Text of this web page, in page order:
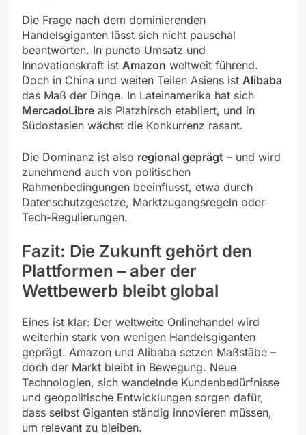
Die Frage nach dem dominierenden
Handelsgiganten lässt sich nicht pauschal
beantworten. In puncto Umsatz und
Innovationskraft ist Amazon weltweit führend.
Doch in China und weiten Teilen Asiens ist Alibaba
das Maß der Dinge. In Lateinamerika hat sich
MercadoLibre als Platzhirsch etabliert, und in
Südostasien wächst die Konkurrenz rasant.
Die Dominanz ist also regional geprägt – und wird
zunehmend auch von politischen
Rahmenbedingungen beeinflusst, etwa durch
Datenschutzgesetze, Marktzugangsregeln oder
Tech-Regulierungen.
Fazit: Die Zukunft gehört den
Plattformen – aber der
Wettbewerb bleibt global
Eines ist klar: Der weltweite Onlinehandel wird
weiterhin stark von wenigen Handelsgiganten
geprägt. Amazon und Alibaba setzen Maßstäbe –
doch der Markt bleibt in Bewegung. Neue
Technologien, sich wandelnde Kundenbedürfnisse
und geopolitische Entwicklungen sorgen dafür,
dass selbst Giganten ständig innovieren müssen,
um relevant zu bleiben.